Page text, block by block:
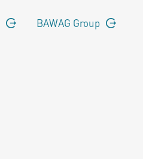
BAWAG Group